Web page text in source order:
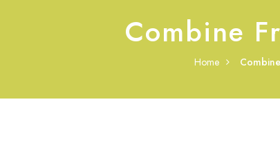
Combine
Home